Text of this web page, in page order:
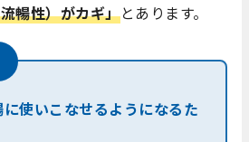
暢性）がカギ」とあります。
使いこなせるようになるた